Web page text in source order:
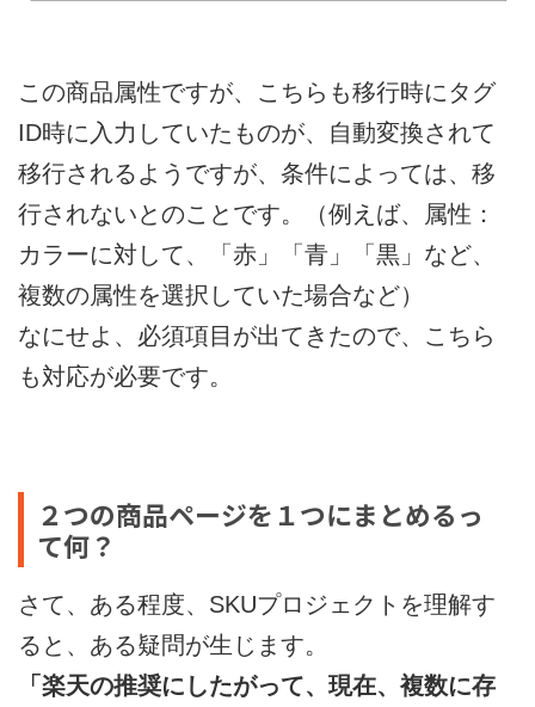
この商品属性ですが、こちらも移行時にタグ
ID時に入力していたものが、自動変換されて
移行されるようですが、条件によっては、移
行されないとのことです。（例えば、属性：
カラーに対して、「赤」「青」「黒」など、
複数の属性を選択していた場合など）
なにせよ、必須項目が出てきたので、こちら
も対応が必要です。
２つの商品ページを１つにまとめるっ
て何？
さて、ある程度、SKUプロジェクトを理解す
ると、ある疑問が生じます。
「楽天の推奨にしたがって、現在、複数に存